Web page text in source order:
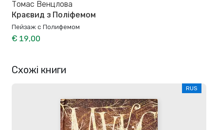
Томас Венцлова
Краєвид з Поліфемом
Пейзаж с Полифемом
€ 19,00
Схожі книги
RUS